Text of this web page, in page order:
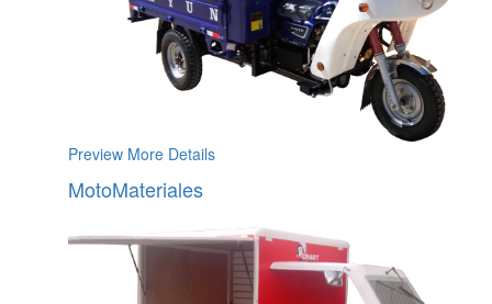
Preview More Details
MotoMateriales